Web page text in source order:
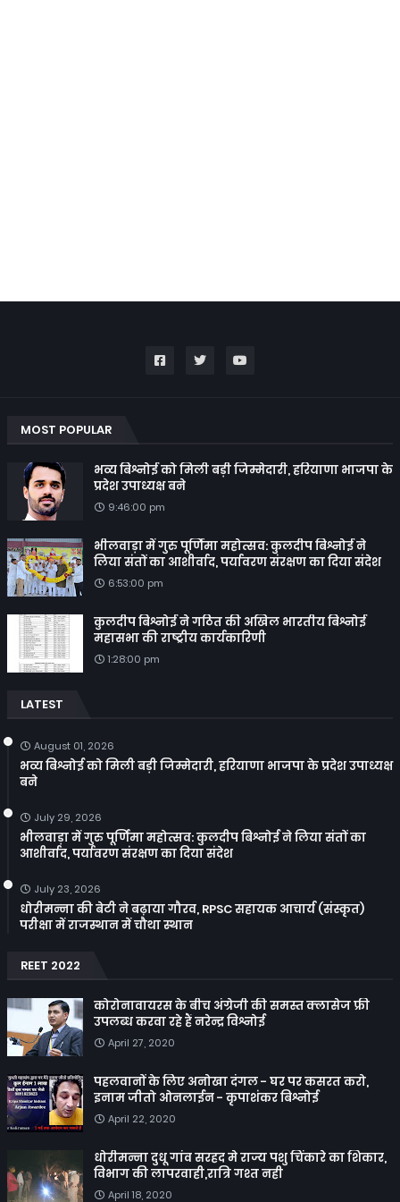
MOST POPULAR
भव्य बिश्नोई को मिली बड़ी जिम्मेदारी, हरियाणा भाजपा के
प्रदेश उपाध्यक्ष बने
9:46:00 pm
भीलवाड़ा में गुरु पूर्णिमा महोत्सव: कुलदीप बिश्नोई ने
लिया संतों का आशीर्वाद, पर्यावरण संरक्षण का दिया संदेश
6:53:00 pm
कुलदीप बिश्नोई ने गठित की अखिल भारतीय बिश्नोई
महासभा की राष्ट्रीय कार्यकारिणी
1:28:00 pm
LATEST
August 01, 2026
भव्य बिश्नोई को मिली बड़ी जिम्मेदारी, हरियाणा भाजपा के प्रदेश उपाध्यक्ष
बने
July 29, 2026
भीलवाड़ा में गुरु पूर्णिमा महोत्सव: कुलदीप बिश्नोई ने लिया संतों का
आशीर्वाद, पर्यावरण संरक्षण का दिया संदेश
July 23, 2026
धोरीमन्ना की बेटी ने बढ़ाया गौरव, RPSC सहायक आचार्य (संस्कृत)
परीक्षा में राजस्थान में चौथा स्थान
REET 2022
कोरोनावायरस के बीच अंग्रेजी की समस्त क्लासेज फ्री
उपलब्ध करवा रहे हैं नरेन्द्र विश्नोई
April 27, 2020
पहलवानों के लिए अनोखा दंगल - घर पर कसरत करो,
इनाम जीतो ओनलाईन - कृपाशंकर बिश्नोई
April 22, 2020
धोरीमन्ना दुधू गांव सरहद मे राज्य पशु चिंकारे का शिकार,
विभाग की लापरवाही,रात्रि गश्त नही
April 18, 2020